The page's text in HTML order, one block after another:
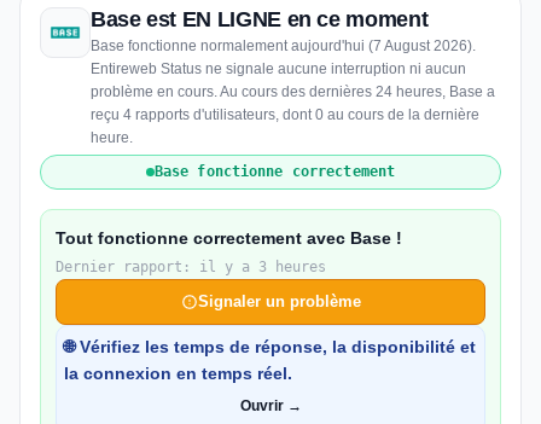
Base est EN LIGNE en ce moment
Base fonctionne normalement aujourd'hui (7 August 2026).
Entireweb Status ne signale aucune interruption ni aucun
problème en cours. Au cours des dernières 24 heures, Base a
reçu 4 rapports d'utilisateurs, dont 0 au cours de la dernière
heure.
Base fonctionne correctement
Tout fonctionne correctement avec Base !
Dernier rapport: il y a 3 heures
Signaler un problème
🌐 Vérifiez les temps de réponse, la disponibilité et
la connexion en temps réel.
Ouvrir →